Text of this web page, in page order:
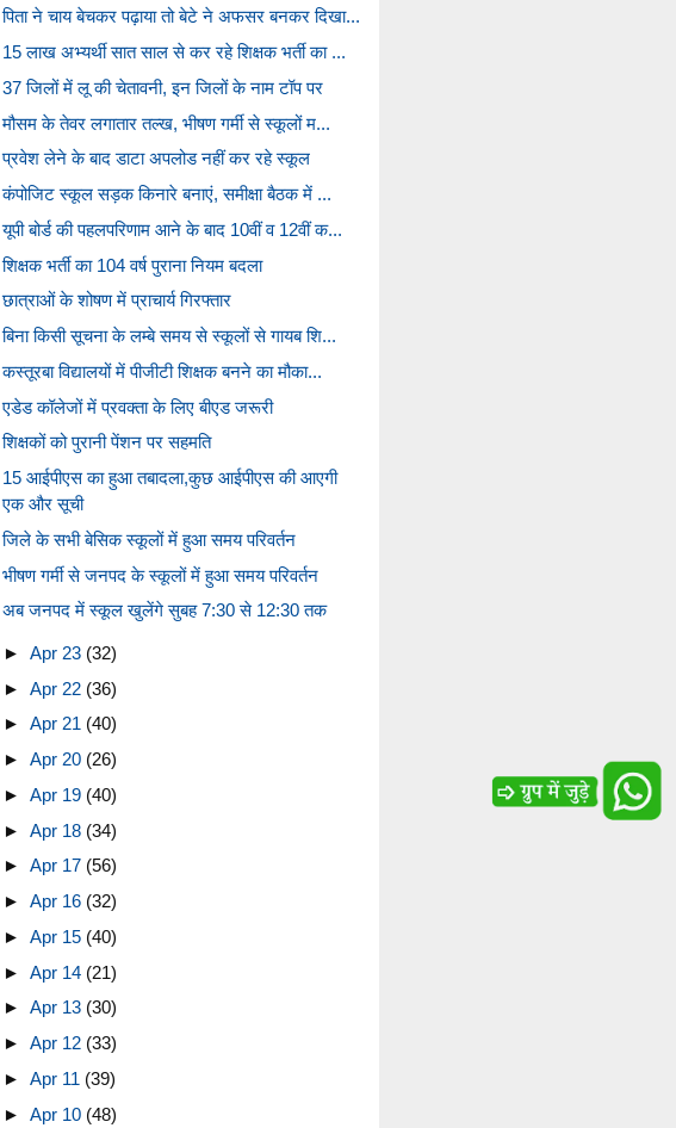
पिता ने चाय बेचकर पढ़ाया तो बेटे ने अफसर बनकर दिखा...
15 लाख अभ्यर्थी सात साल से कर रहे शिक्षक भर्ती का ...
37 जिलों में लू की चेतावनी, इन जिलों के नाम टॉप पर
मौसम के तेवर लगातार तल्ख, भीषण गर्मी से स्कूलों म...
प्रवेश लेने के बाद डाटा अपलोड नहीं कर रहे स्कूल
कंपोजिट स्कूल सड़क किनारे बनाएं, समीक्षा बैठक में ...
यूपी बोर्ड की पहलपरिणाम आने के बाद 10वीं व 12वीं क...
शिक्षक भर्ती का 104 वर्ष पुराना नियम बदला
छात्राओं के शोषण में प्राचार्य गिरफ्तार
बिना किसी सूचना के लम्बे समय से स्कूलों से गायब शि...
कस्तूरबा विद्यालयों में पीजीटी शिक्षक बनने का मौका...
एडेड कॉलेजों में प्रवक्ता के लिए बीएड जरूरी
शिक्षकों को पुरानी पेंशन पर सहमति
15 आईपीएस का हुआ तबादला,कुछ आईपीएस की आएगी
एक और सूची
जिले के सभी बेसिक स्कूलों में हुआ समय परिवर्तन
भीषण गर्मी से जनपद के स्कूलों में हुआ समय परिवर्तन
अब जनपद में स्कूल खुलेंगे सुबह 7:30 से 12:30 तक
► Apr 23 (32)
► Apr 22 (36)
► Apr 21 (40)
► Apr 20 (26)
► Apr 19 (40)
► Apr 18 (34)
► Apr 17 (56)
► Apr 16 (32)
► Apr 15 (40)
► Apr 14 (21)
► Apr 13 (30)
► Apr 12 (33)
► Apr 11 (39)
► Apr 10 (48)